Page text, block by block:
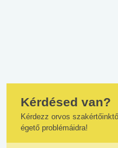
Kérdésed van?
Kérdezz orvos
égető problémáidra!